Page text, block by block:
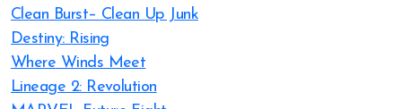
Clean Burst– Clean Up Junk
Destiny: Rising
Where Winds Meet
Lineage 2: Revolution